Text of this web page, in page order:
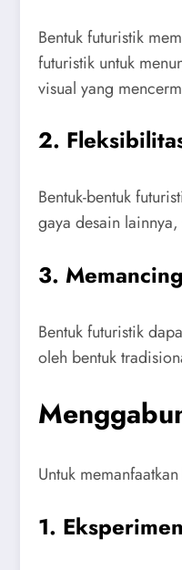
Bentuk futuristik
futuristik untuk
visual yang
2.
Bentuk-bentuk
gaya desain
3.
Bentuk futuristik
oleh bentuk
Untuk
1.